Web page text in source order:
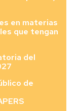
en materias
que tengan
del
de